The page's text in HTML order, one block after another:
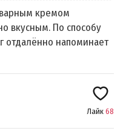
кремом
вкусным. По способу
отдалённо напоминает
Лайк 68